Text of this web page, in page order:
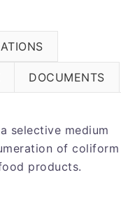
DOCUMENTS
selective medium
of coliform
products.